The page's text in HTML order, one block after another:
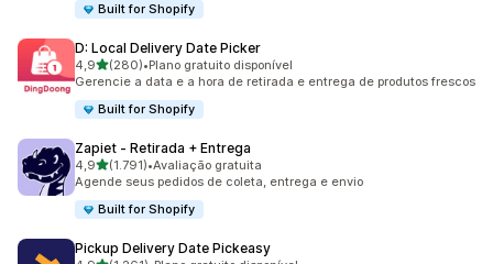
Built for Shopify
D: Local Delivery Date Picker
4,9de 5 estrelas
(280)
280 avaliações ao todo
•Plano gratuito disponível
Gerencie a data e a hora de retirada e entrega de produtos frescos
Built for Shopify
Zapiet ‑ Retirada + Entrega
4,9de 5 estrelas
(1.791)
1791 avaliações ao todo
•Avaliação gratuita
Agende seus pedidos de coleta, entrega e envio
Built for Shopify
Pickup Delivery Date Pickeasy